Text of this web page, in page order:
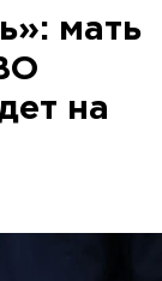
мать
на